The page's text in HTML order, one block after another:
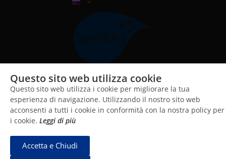
Argento Colloidale SynthAg è alla base di tutti
i nostri prodotti
© 2026, CNT Salus Mundi S.r.l. All rights reserved.
Questo sito web utilizza cookie
Questo sito web utilizza i cookie per migliorare la tua
esperienza di navigazione. Utilizzando il nostro sito web
acconsenti a tutti i cookie in conformità con la nostra policy per
i cookie. Leggi di più
Accetta e Chiudi